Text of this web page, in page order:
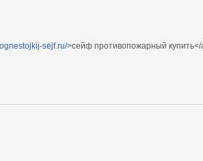
sejf.ru/>сейф противопожарный купить</